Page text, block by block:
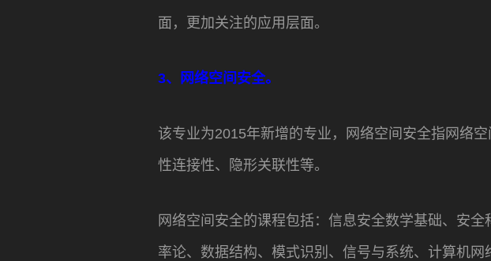
面，更加关注的应用层面。
3、网络空间安全。
该专业为2015年新增的专业，网络空间安全指网络
性连接性、隐形关联性等。
网络空间安全的课程包括：信息安全数学基础、安
率论、数据结构、模式识别、信号与系统、计算机